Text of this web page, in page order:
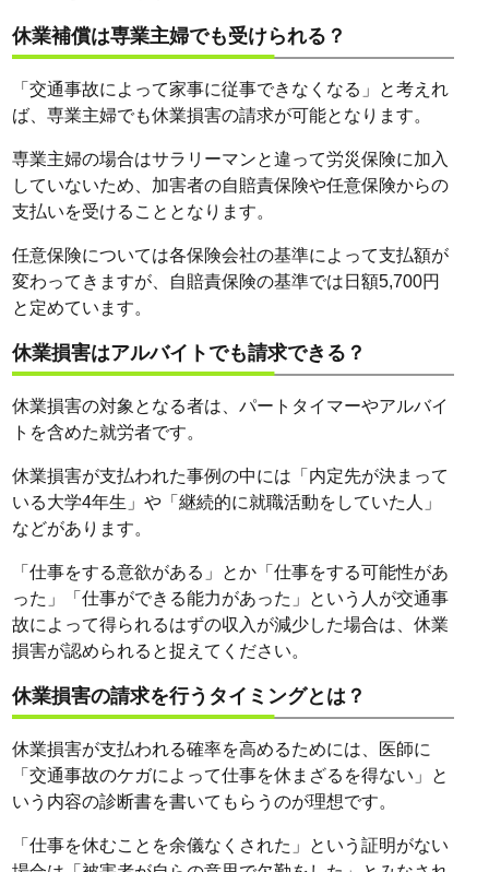
休業補償は専業主婦でも受けられる？
「交通事故によって家事に従事できなくなる」と考えれ
ば、専業主婦でも休業損害の請求が可能となります。
専業主婦の場合はサラリーマンと違って労災保険に加入
していないため、加害者の自賠責保険や任意保険からの
支払いを受けることとなります。
任意保険については各保険会社の基準によって支払額が
変わってきますが、自賠責保険の基準では日額5,700円
と定めています。
休業損害はアルバイトでも請求できる？
休業損害の対象となる者は、パートタイマーやアルバイ
トを含めた就労者です。
休業損害が支払われた事例の中には「内定先が決まって
いる大学4年生」や「継続的に就職活動をしていた人」
などがあります。
「仕事をする意欲がある」とか「仕事をする可能性があ
った」「仕事ができる能力があった」という人が交通事
故によって得られるはずの収入が減少した場合は、休業
損害が認められると捉えてください。
休業損害の請求を行うタイミングとは？
休業損害が支払われる確率を高めるためには、医師に
「交通事故のケガによって仕事を休まざるを得ない」と
いう内容の診断書を書いてもらうのが理想です。
「仕事を休むことを余儀なくされた」という証明がない